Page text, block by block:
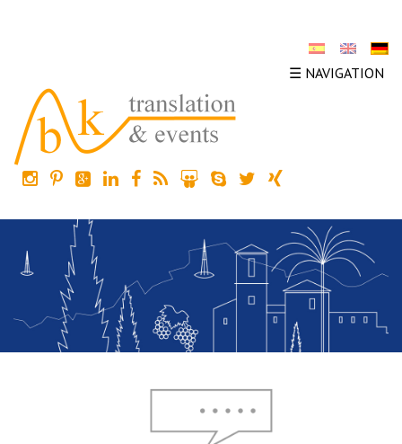
☰ NAVIGATION